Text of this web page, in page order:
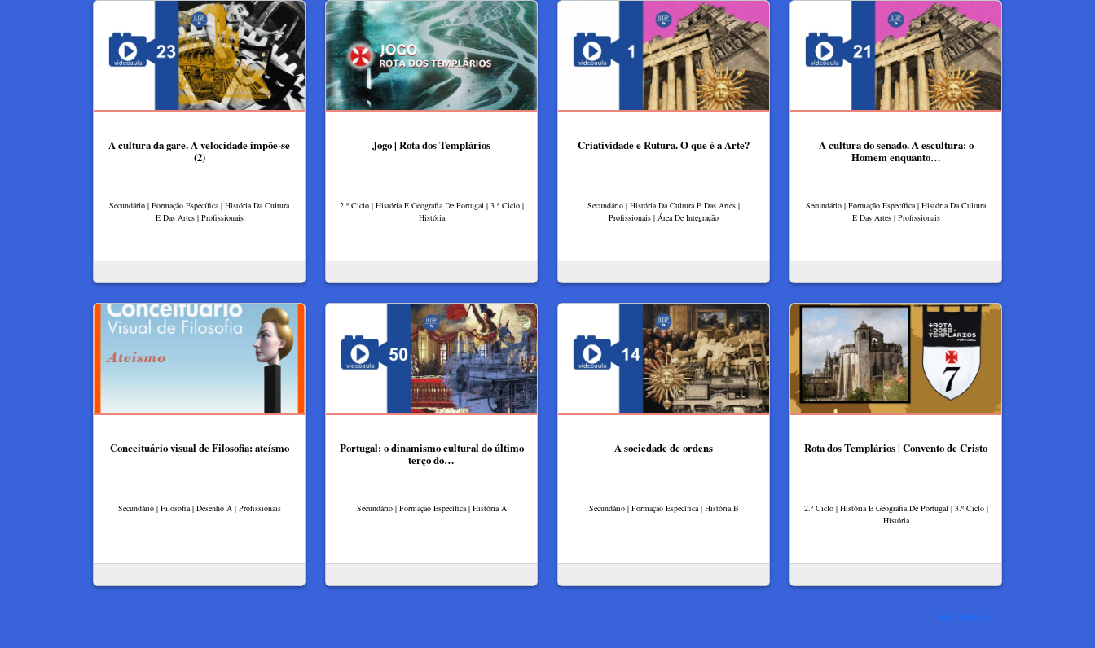
A cultura da gare. ​A velocidade impõe-se​
(2)
Secundário | Formação Específica | História Da Cultura
E Das Artes | Profissionais
Jogo | Rota dos Templários
2.º Ciclo | História E Geografia De Portugal | 3.º Ciclo |
História
Criatividade e Rutura. O que é a Arte?
Secundário | História Da Cultura E Das Artes |
Profissionais | Área De Integração
A cultura do senado. A escultura: o
Homem enquanto…
Secundário | Formação Específica | História Da Cultura
E Das Artes | Profissionais
Conceituário visual de Filosofia: ateísmo
Secundário | Filosofia | Desenho A | Profissionais
Portugal: o dinamismo cultural do último
terço do…
Secundário | Formação Específica | História A
A sociedade de ordens
Secundário | Formação Específica | História B
Rota dos Templários | Convento de Cristo
2.º Ciclo | História E Geografia De Portugal | 3.º Ciclo |
História
Ver mais